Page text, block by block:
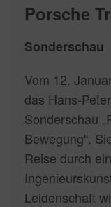
Porsche
Sonderschau
Vom 12.
das Hans-
Sonderschau
Bewegung“.
Reise durch
Leidenschaft